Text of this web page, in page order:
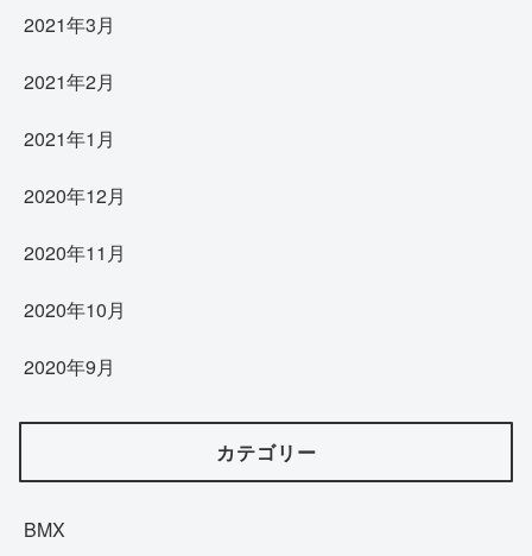
2021年3月
2021年2月
2021年1月
2020年12月
2020年11月
2020年10月
2020年9月
カテゴリー
BMX